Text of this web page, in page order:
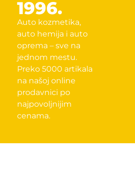
1996.
Auto kozmetika,
auto hemija i auto
oprema – sve na
jednom mestu.
Preko 5000 artikala
na našoj online
prodavnici po
najpovoljnijim
cenama.